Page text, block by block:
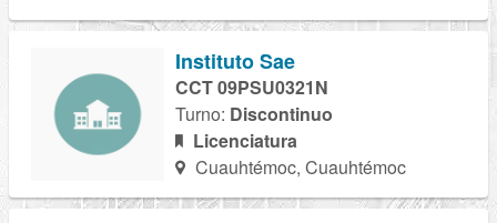
Instituto Sae
CCT 09PSU0321N
Turno: Discontinuo
Licenciatura
Cuauhtémoc, Cuauhtémoc